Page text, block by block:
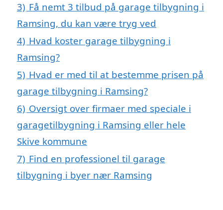
3) Få nemt 3 tilbud på garage tilbygning i
Ramsing, du kan være tryg ved
4) Hvad koster garage tilbygning i
Ramsing?
5) Hvad er med til at bestemme prisen på
garage tilbygning i Ramsing?
6) Oversigt over firmaer med speciale i
garagetilbygning i Ramsing eller hele
Skive kommune
7) Find en professionel til garage
tilbygning i byer nær Ramsing